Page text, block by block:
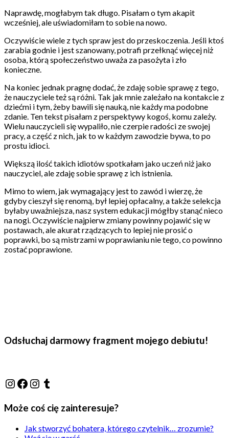
Naprawdę, mogłabym tak długo. Pisałam o tym akapit
wcześniej, ale uświadomiłam to sobie na nowo.
Oczywiście wiele z tych spraw jest do przeskoczenia. Jeśli ktoś
zarabia godnie i jest szanowany, potrafi przełknąć więcej niż
osoba, którą społeczeństwo uważa za pasożyta i zło
konieczne.
Na koniec jednak pragnę dodać, że zdaję sobie sprawę z tego,
że nauczyciele też są różni. Tak jak mnie zależało na kontakcie z
dziećmi i tym, żeby bawili się nauką, nie każdy ma podobne
zdanie. Ten tekst pisałam z perspektywy kogoś, komu zależy.
Wielu nauczycieli się wypaliło, nie czerpie radości ze swojej
pracy, a część z nich, jak to w każdym zawodzie bywa, to po
prostu idioci.
Większą ilość takich idiotów spotkałam jako uczeń niż jako
nauczyciel, ale zdaję sobie sprawę z ich istnienia.
Mimo to wiem, jak wymagający jest to zawód i wierzę, że
gdyby cieszył się renomą, był lepiej opłacalny, a także selekcja
byłaby uważniejsza, nasz system edukacji mógłby stanąć nieco
na nogi. Oczywiście najpierw zmiany powinny pojawić się w
postawach, ale akurat rządzących to lepiej nie prosić o
poprawki, bo są mistrzami w poprawianiu nie tego, co powinno
zostać poprawione.
Odsłuchaj darmowy fragment mojego debiutu!
@j.luszynska
Facebook
@pisadlo_luszynska
Tumblr
Może coś cię zainteresuje?
Jak stworzyć bohatera, którego czytelnik… zrozumie?